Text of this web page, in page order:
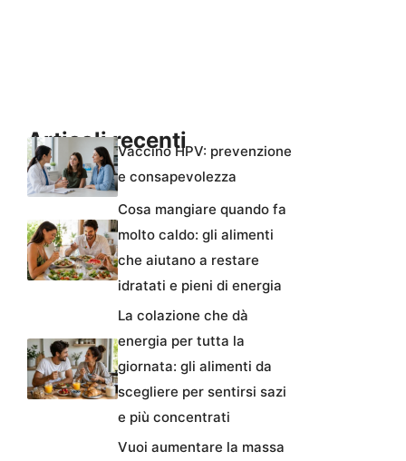
Articoli recentiVaccino HPV: prevenzione
e consapevolezza
Cosa mangiare quando fa
molto caldo: gli alimenti
che aiutano a restare
idratati e pieni di energia
La colazione che dà
energia per tutta la
giornata: gli alimenti da
scegliere per sentirsi sazi
e più concentrati
Vuoi aumentare la massa